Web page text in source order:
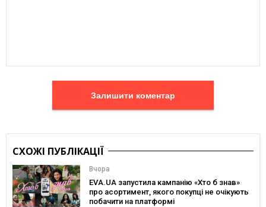
Залишити коментар
СХОЖІ ПУБЛІКАЦІЇ
Вчора
EVA.UA запустила кампанію «Хто б знав»
про асортимент, якого покупці не очікують
побачити на платформі